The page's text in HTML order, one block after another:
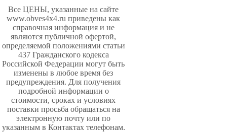
Все ЦЕНЫ, указанные на сайте
www.obves4x4.ru приведены как
справочная информация и не
являются публичной офертой,
определяемой положениями статьи
437 Гражданского кодекса
Российской Федерации могут быть
изменены в любое время без
предупреждения. Для получения
подробной информации о
стоимости, сроках и условиях
поставки просьба обращаться на
электронную почту или по
указанным в Контактах телефонам.